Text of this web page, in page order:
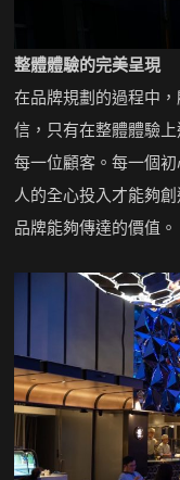
整體體驗的完美呈現
在品牌規劃的過程中
信，只有在整體體驗
每一位顧客。每一個
人的全心投入才能夠
品牌能夠傳達的價值。